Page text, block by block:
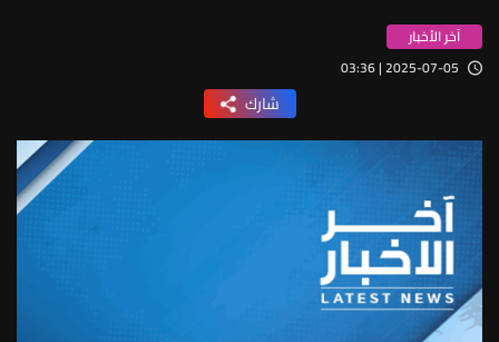
آخر الأخبار
2025-07-05 | 03:36
شارك